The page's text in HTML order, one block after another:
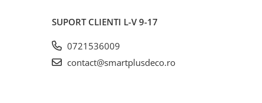
SUPORT CLIENTI L-V 9-17
0721536009
contact@smartplusdeco.ro